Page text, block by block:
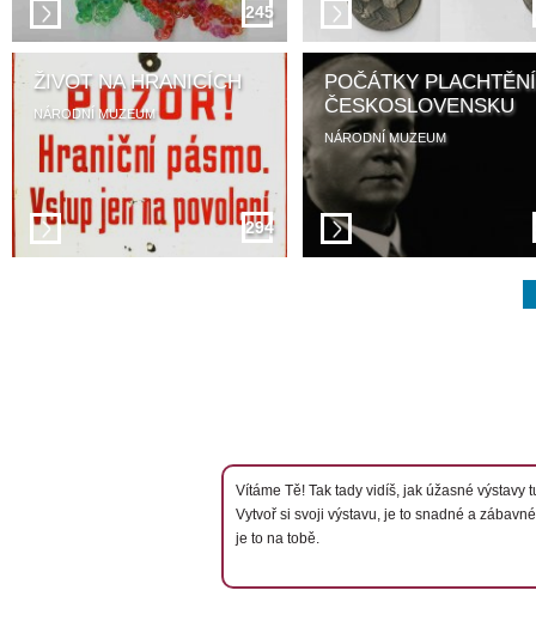
245
ŽIVOT NA HRANICÍCH
NÁRODNÍ MUZEUM
294
POČÁTKY
ČESKOSLOVENSKU
NÁRODNÍ MUZEUM
Vítáme Tě! Tak tady vidíš, jak úžasné výstavy
Vytvoř si svoji výstavu, je to snadné a
je to na tobě.